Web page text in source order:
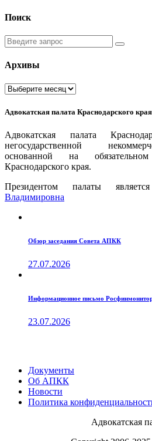
Поиск
Введите
запрос
Архивы
Архивы
Адвокатская палата Краснодарского края
Адвокатская палата
негосударственной
основанной на
Краснодарского края.
Президентом палаты
Владимировна
Обзор заседания Совета АПКК
27.07.2026
Информационное письмо
23.07.2026
Документы
Об АПКК
Новости
Политика
Адвокатская